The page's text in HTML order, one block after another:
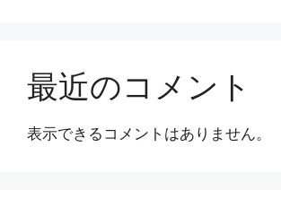
最近のコメント
表示できるコメントはありません。